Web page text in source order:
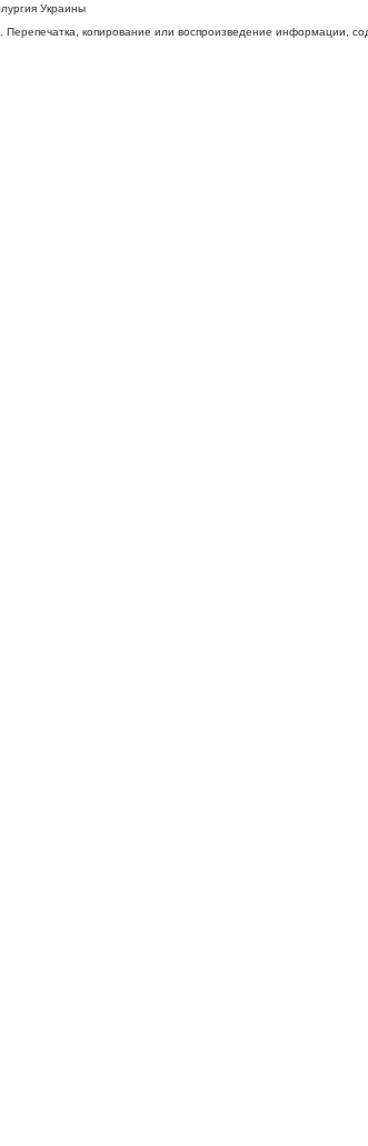
Украины
Перепечатка, копирование или воспроизведение информации,